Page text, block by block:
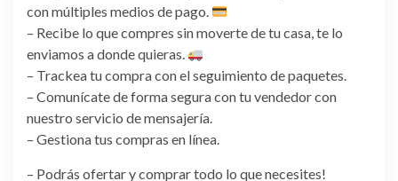
con múltiples medios de pago.
– Recibe lo que compres sin moverte de tu casa, te lo
enviamos a donde quieras.
– Trackea tu compra con el seguimiento de paquetes.
– Comunícate de forma segura con tu vendedor con
nuestro servicio de mensajería.
– Gestiona tus compras en línea.
– Podrás ofertar y comprar todo lo que necesites!